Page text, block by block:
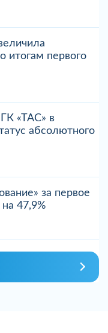
итогам первого
«ТАС» в
абсолютного
за первое
47,9%